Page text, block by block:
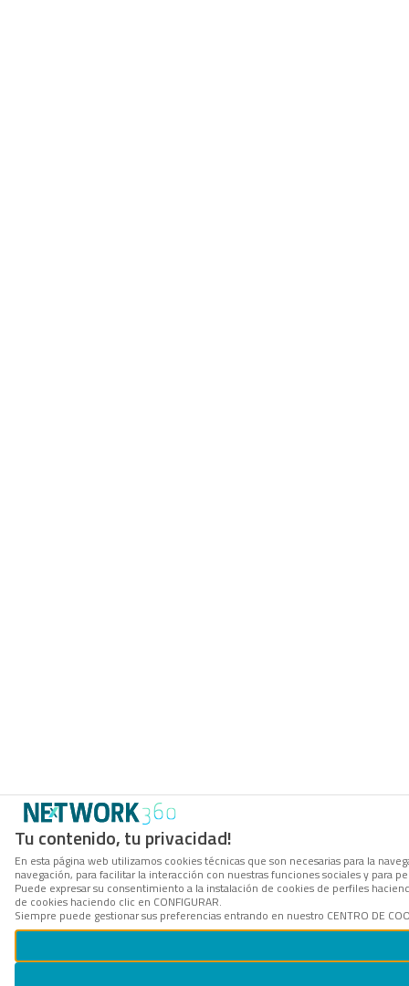
Tu contenido, tu privacidad!
En esta página web utilizamos cookies técnicas que son necesarias para la
navegación, para facilitar la interacción con nuestras funciones sociales y
Puede expresar su consentimiento a la instalación de cookies de perfiles
de cookies haciendo clic en CONFIGURAR.
Siempre puede gestionar sus preferencias entrando en nuestro CENTRO DE